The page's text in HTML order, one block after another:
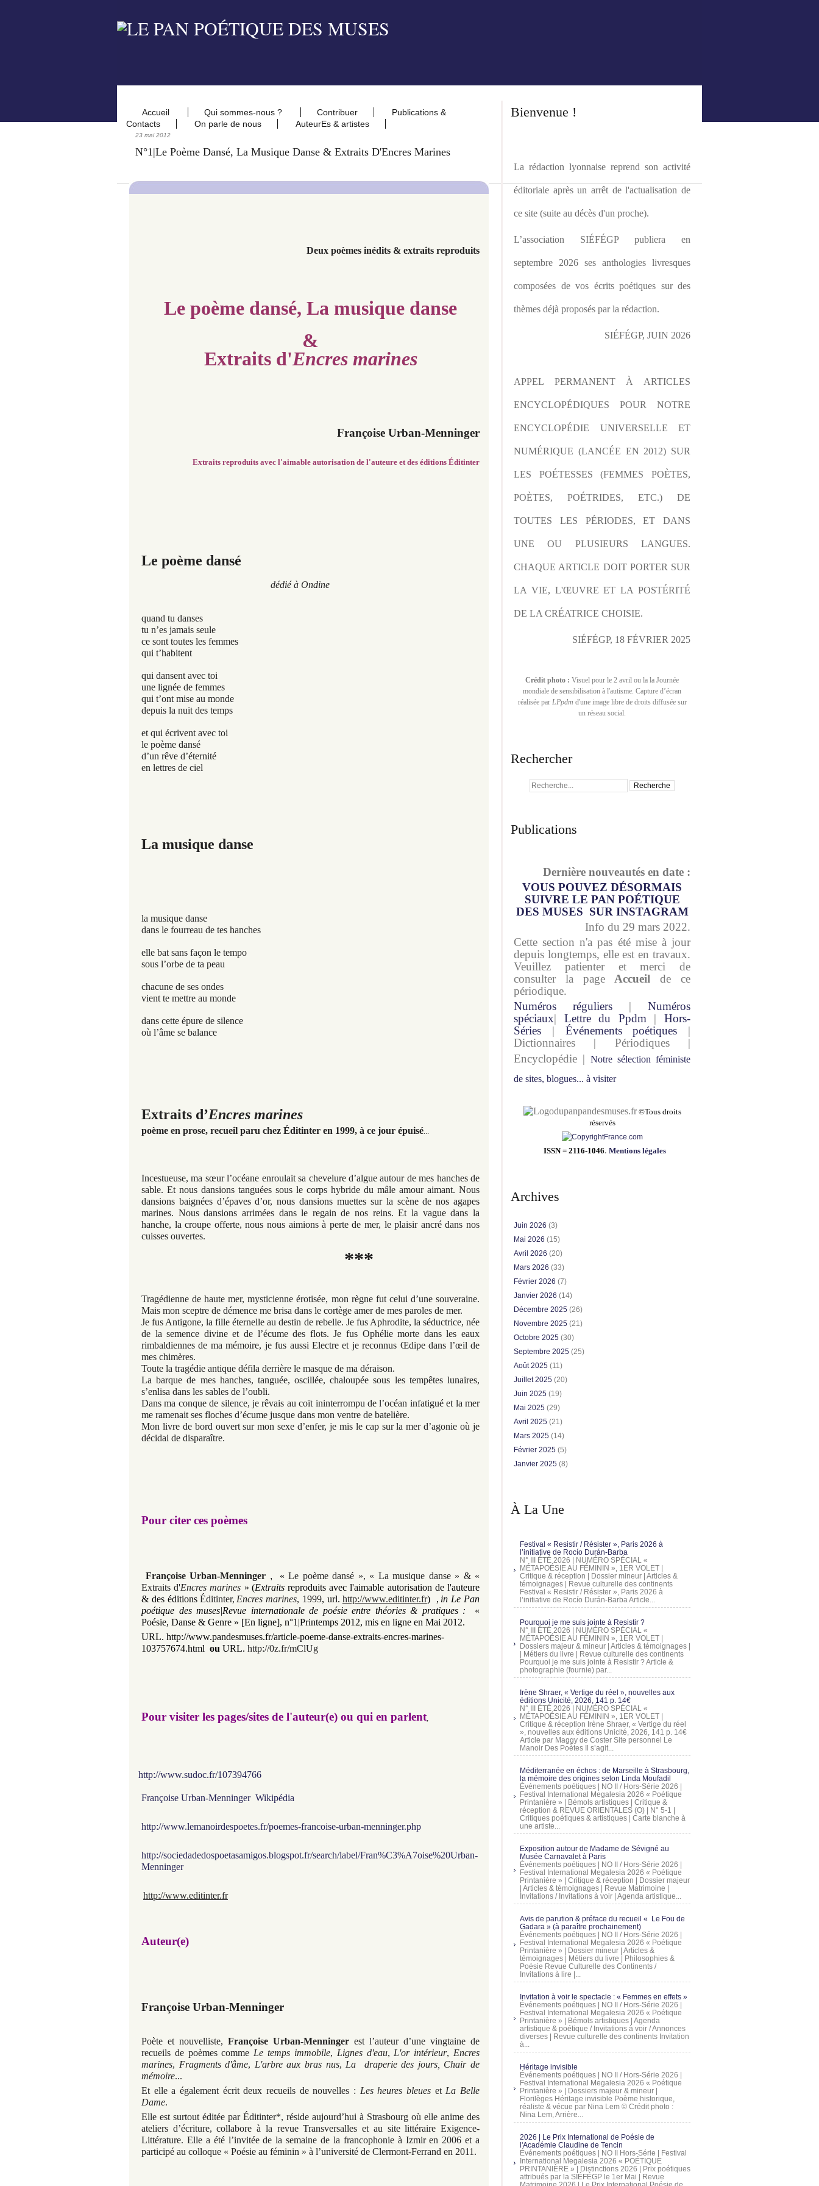
Accueil Qui sommes-nous ? Contribuer
Publications &
Contacts
On parle de nous AuteurEs & artistes
23 mai 2012
N°1|Le Poème Dansé, La Musique Danse & Extraits D'Encres Marines
Deux poèmes inédits & extraits reproduits
Le poème dansé, La musique danse
&
Extraits d'Encres marines
Françoise Urban-Menninger
Extraits reproduits avec l'aimable autorisation de l'auteure et des éditions Éditinter
Le poème dansé
dédié à Ondine
quand tu danses
tu n’es jamais seule
ce sont toutes les femmes
qui t’habitent
qui dansent avec toi
une lignée de femmes
qui t’ont mise au monde
depuis la nuit des temps
et qui écrivent avec toi
le poème dansé
d’un rêve d’éternité
en lettres de ciel
La musique danse
la musique danse
dans le fourreau de tes hanches
elle bat sans façon le tempo
sous l’orbe de ta peau
chacune de ses ondes
vient te mettre au monde
dans cette épure de silence
où l’âme se balance
Extraits d’Encres marines
poème en prose, recueil paru chez Éditinter en 1999, à ce jour épuisé...
Incestueuse, ma sœur l’océane enroulait sa chevelure d’algue autour de mes hanches de
sable. Et nous dansions tanguées sous le corps hybride du mâle amour aimant. Nous
dansions baignées d’épaves d’or, nous dansions muettes sur la scène de nos agapes
marines. Nous dansions arrimées dans le regain de nos reins. Et la vague dans la
hanche, la croupe offerte, nous nous aimions à perte de mer, le plaisir ancré dans nos
cuisses ouvertes.
***
Tragédienne de haute mer, mysticienne érotisée, mon règne fut celui d’une souveraine.
Mais mon sceptre de démence me brisa dans le cortège amer de mes paroles de mer.
Je fus Antigone, la fille éternelle au destin de rebelle. Je fus Aphrodite, la séductrice, née
de la semence divine et de l’écume des flots. Je fus Ophélie morte dans les eaux
rimbaldiennes de ma mémoire, je fus aussi Electre et je reconnus Œdipe dans l’œil de
mes chimères.
Toute la tragédie antique défila derrière le masque de ma déraison.
La barque de mes hanches, tanguée, oscillée, chaloupée sous les tempêtes lunaires,
s’enlisa dans les sables de l’oubli.
Dans ma conque de silence, je rêvais au coït ininterrompu de l’océan infatigué et la mer
me ramenait ses floches d’écume jusque dans mon ventre de batelière.
Mon livre de bord ouvert sur mon sexe d’enfer, je mis le cap sur la mer d’agonie où je
décidai de disparaître.
Pour citer ces poèmes
Françoise Urban-Menninger , « Le poème dansé », « La musique danse » & «
Extraits d'Encres marines » (Extraitsreproduits avec l'aimable autorisation de l'auteure
& des éditions Éditinter, Encres marines, 1999, url. http://www.editinter.fr) , in Le Pan
poétique des muses|Revue internationale de poésie entre théories & pratiques :
«
Poésie, Danse & Genre » [En ligne], n°1|Printemps 2012, mis en ligne en Mai 2012.
URL. http://www.pandesmuses.fr/article-poeme-danse-extraits-encres-marines-
103757674.html ou URL. http://0z.fr/mClUg
Pour visiter les pages/sites de l'auteur(e) ou qui en parlent,
http://www.sudoc.fr/107394766
Françoise Urban-Menninger Wikipédia
http://www.lemanoirdespoetes.fr/poemes-francoise-urban-menninger.php
http://sociedadedospoetasamigos.blogspot.fr/search/label/Fran%C3%A7oise%20Urban-
Menninger
http://www.editinter.fr
Auteur(e)
Françoise Urban-Menninger
Poète et nouvelliste, Françoise Urban-Menninger est l’auteur d’une vingtaine de
recueils de poèmes comme Le temps immobile, Lignes d'eau, L'or intérieur, Encres
marines, Fragments d'âme, L'arbre aux bras nus, La draperie des jours, Chair de
mémoire...
Et elle a également écrit deux recueils de nouvelles : Les heures bleues et La Belle
Dame.
Elle est surtout éditée par Éditinter*, réside aujourd’hui à Strasbourg où elle anime des
ateliers d’écriture, collabore à la revue Transversalles et au site littéraire Exigence-
Littérature. Elle a été l’invitée de la semaine de la francophonie à Izmir en 2006 et a
participé au colloque « Poésie au féminin » à l’université de Clermont-Ferrand en 2011.
Bienvenue !
La rédaction lyonnaise reprend son activité
éditoriale après un arrêt de l'actualisation de
ce site (suite au décès d'un proche).
L’association SIÉFÉGP publiera en
septembre 2026 ses anthologies livresques
composées de vos écrits poétiques sur des
thèmes déjà proposés par la rédaction.
SIÉFÉGP, JUIN 2026
APPEL PERMANENT À ARTICLES
ENCYCLOPÉDIQUES POUR NOTRE
ENCYCLOPÉDIE UNIVERSELLE ET
NUMÉRIQUE (LANCÉE EN 2012) SUR
LES POÉTESSES (FEMMES POÈTES,
POÈTES, POÉTRIDES, ETC.) DE
TOUTES LES PÉRIODES, ET DANS
UNE OU PLUSIEURS LANGUES.
CHAQUE ARTICLE DOIT PORTER SUR
LA VIE, L'ŒUVRE ET LA POSTÉRITÉ
DE LA CRÉATRICE CHOISIE.
SIÉFÉGP, 18 FÉVRIER 2025
Crédit photo : Visuel pour le 2 avril ou la la Journée
mondiale de sensibilisation à l'autisme. Capture d’écran
réalisée par LPpdm d'une image libre de droits diffusée sur
un réseau social.
Rechercher
Publications
Dernière nouveautés en date :
VOUS POUVEZ DÉSORMAIS
SUIVRE LE PAN POÉTIQUE
DES MUSES SUR INSTAGRAM
Info du 29 mars 2022.
Cette section n'a pas été mise à jour
depuis longtemps, elle est en travaux.
Veuillez patienter et merci de
consulter la page Accueil de ce
périodique.
Numéros réguliers | Numéros
spéciaux| Lettre du Ppdm |Hors-
Séries | Événements poétiques |
Dictionnaires | Périodiques |
Encyclopédie | Notre sélection féministe
de sites, blogues... à visiter
pandesmuses.fr ©Tous droits
réservés
ISSN = 2116-1046. Mentions légales
Archives
Juin 2026 (3)
Mai 2026 (15)
Avril 2026 (20)
Mars 2026 (33)
Février 2026 (7)
Janvier 2026 (14)
Décembre 2025 (26)
Novembre 2025 (21)
Octobre 2025 (30)
Septembre 2025 (25)
Août 2025 (11)
Juillet 2025 (20)
Juin 2025 (19)
Mai 2025 (29)
Avril 2025 (21)
Mars 2025 (14)
Février 2025 (5)
Janvier 2025 (8)
À La Une
Festival « Resistir / Résister », Paris 2026 à
l’initiative de Rocío Durán-Barba
N° III ÉTÉ 2026 | NUMÉRO SPÉCIAL «
MÉTAPOÉSIE AU FÉMININ », 1ER VOLET |
Critique & réception | Dossier mineur | Articles &
témoignages | Revue culturelle des continents
Festival « Resistir / Résister », Paris 2026 à
l’initiative de Rocío Durán-Barba Article...
Pourquoi je me suis jointe à Resistir ?
N° III ÉTÉ 2026 | NUMÉRO SPÉCIAL «
MÉTAPOÉSIE AU FÉMININ », 1ER VOLET |
Dossiers majeur & mineur | Articles & témoignages |
| Métiers du livre | Revue culturelle des continents
Pourquoi je me suis jointe à Resistir ? Article &
photographie (fournie) par...
Irène Shraer, « Vertige du réel », nouvelles aux
éditions Unicité, 2026, 141 p. 14€
N° III ÉTÉ 2026 | NUMÉRO SPÉCIAL «
MÉTAPOÉSIE AU FÉMININ », 1ER VOLET |
Critique & réception Irène Shraer, « Vertige du réel
», nouvelles aux éditions Unicité, 2026, 141 p. 14€
Article par Maggy de Coster Site personnel Le
Manoir Des Poètes Il s’agit...
Méditerranée en échos : de Marseille à Strasbourg,
la mémoire des origines selon Linda Moufadil
Événements poétiques | NO II / Hors-Série 2026 |
Festival International Megalesia 2026 « Poétique
Printanière » | Bémols artistiques | Critique &
réception & REVUE ORIENTALES (O) | N° 5-1 |
Critiques poétiques & artistiques | Carte blanche à
une artiste...
Exposition autour de Madame de Sévigné au
Musée Carnavalet à Paris
Événements poétiques | NO II / Hors-Série 2026 |
Festival International Megalesia 2026 « Poétique
Printanière » | Critique & réception | Dossier majeur
| Articles & témoignages | Revue Matrimoine |
Invitations / Invitations à voir | Agenda artistique...
Avis de parution & préface du recueil « Le Fou de
Gadara » (à paraître prochainement)
Événements poétiques | NO II / Hors-Série 2026 |
Festival International Megalesia 2026 « Poétique
Printanière » | Dossier mineur | Articles &
témoignages | Métiers du livre | Philosophies &
Poésie Revue Culturelle des Continents /
Invitations à lire |...
Invitation à voir le spectacle : « Femmes en effets »
Événements poétiques | NO II / Hors-Série 2026 |
Festival International Megalesia 2026 « Poétique
Printanière » | Bémols artistiques | Agenda
artistique & poétique / Invitations à voir / Annonces
diverses | Revue culturelle des continents Invitation
à...
Héritage invisible
Événements poétiques | NO II / Hors-Série 2026 |
Festival International Megalesia 2026 « Poétique
Printanière » | Dossiers majeur & mineur |
Florilèges Héritage invisible Poème historique,
réaliste & vécue par Nina Lem © Crédit photo :
Nina Lem, Arrière...
2026 | Le Prix International de Poésie de
l'Académie Claudine de Tencin
Événements poétiques | NO II Hors-Série | Festival
International Megalesia 2026 « POÉTIQUE
PRINTANIÈRE » | Distinctions 2026 | Prix poétiques
attribués par la SIÉFÉGP le 1er Mai | Revue